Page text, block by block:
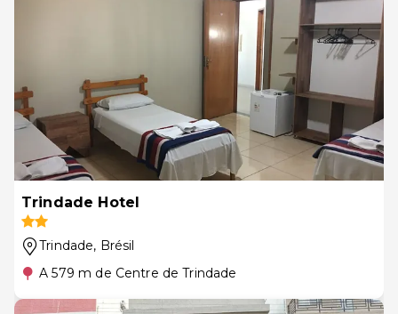
Trindade Hotel
Trindade, Brésil
A 579 m de Centre de Trindade